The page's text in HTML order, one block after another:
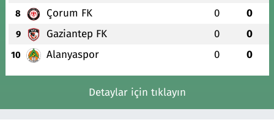
8 Çorum FK 0 0
9 Gaziantep FK 0 0
10 Alanyaspor 0 0
Detaylar için tıklayın